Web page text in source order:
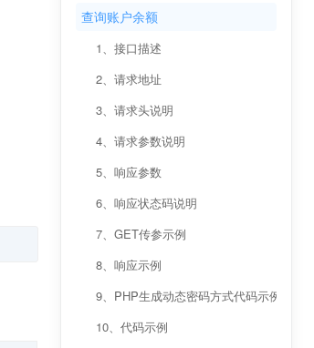
查询账户余额
1、接口描述
2、请求地址
3、请求头说明
4、请求参数说明
5、响应参数
6、响应状态码说明
7、GET传参示例
8、响应示例
9、PHP生成动态密码方式代码示例
10、代码示例